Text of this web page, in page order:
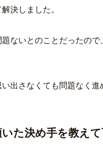
決しました。
ないとのことだったので
出さなくても問題なく
た決め手を教え